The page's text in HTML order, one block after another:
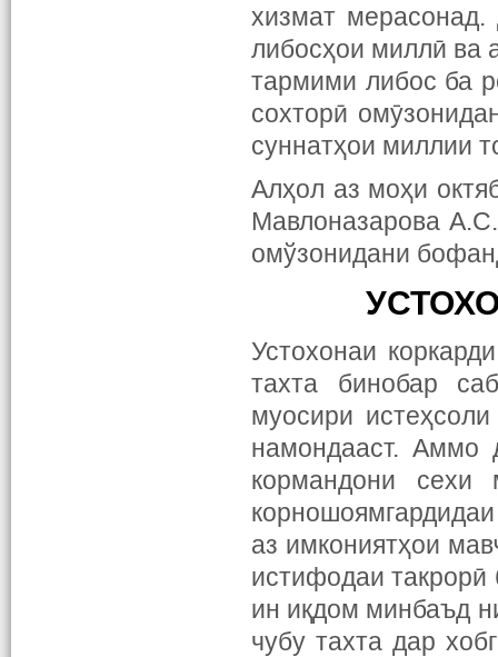
хизмат мерасонад.
либосҳои миллӣ ва
тармими либос ба
сохторӣ
суннатҳои миллии
Алҳол аз моҳи
Мавлоназарова
омўзонидани
Устохонаи
тахта бинобар
муосири
намондааст. Аммо
кормандони сехи
аз имкониятҳои
истифодаи такрорӣ
ин иқдом минбаъд
чубу тахта дар